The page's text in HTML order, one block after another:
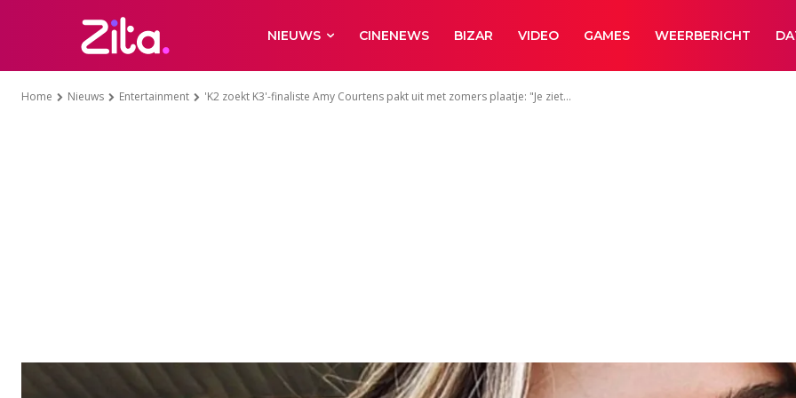
NIEUWS CINENEWS BIZAR VIDEO GAMES WEERBERICHT
Home Nieuws Entertainment 'K2 zoekt K3'-finaliste Amy Courtens pakt uit met zomers plaatje: "Je ziet...